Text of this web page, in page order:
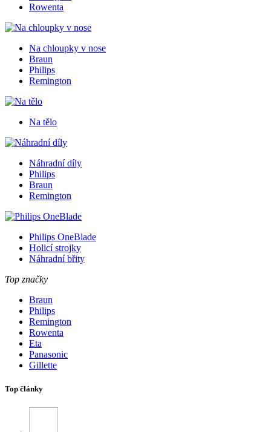
Rowenta
Na chloupky v nose
Braun
Philips
Remington
Na tělo
Náhradní díly
Philips
Braun
Remington
Philips OneBlade
Holicí strojky
Náhradní břity
Top značky
Braun
Philips
Remington
Rowenta
Eta
Panasonic
Gillette
Top články